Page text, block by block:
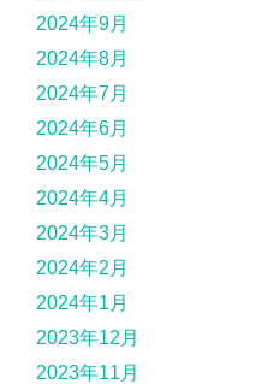
2024年9月
2024年8月
2024年7月
2024年6月
2024年5月
2024年4月
2024年3月
2024年2月
2024年1月
2023年12月
2023年11月